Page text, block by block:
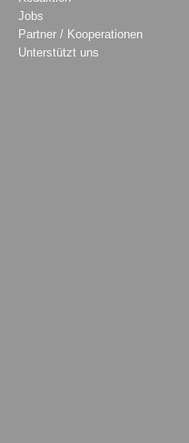
Jobs
Partner / Kooperationen
Unterstützt uns